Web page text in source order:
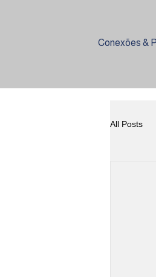
Conexões &
All Posts